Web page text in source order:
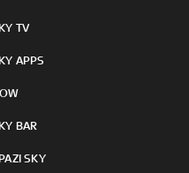
TV
APPS
BAR
SKY